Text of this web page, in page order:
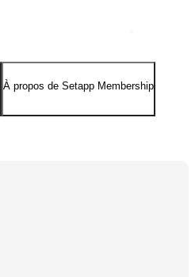
À propos de Setapp Membership